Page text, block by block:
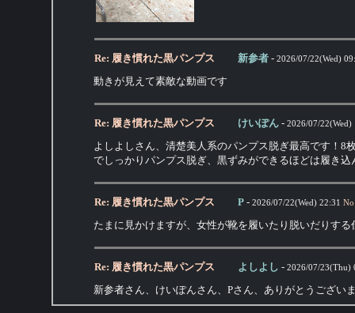
Re: 履き慣れた黒パンプス 新参者 - 2026/07/22(Wed)
動きが見えて素敵な動画です
Re: 履き慣れた黒パンプス けいぽん - 2026/07/22(Wed)
よしよしさん、清楚美人系のパンプス脱ぎ最高です！8
でしっかりパンプス脱ぎ、黒ずみができるほどは履き
Re: 履き慣れた黒パンプス P - 2026/07/22(Wed) 22:31
たまに見かけますが、女性が靴を履いたり脱いだりす
Re: 履き慣れた黒パンプス よしよし - 2026/07/23(Thu)
新参者さん、けいぽんさん、Pさん、ありがとうござ